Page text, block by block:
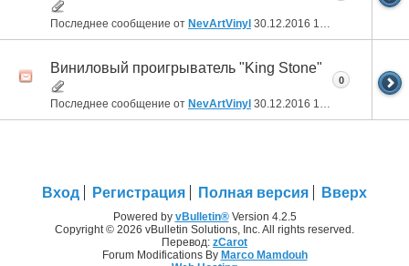
Последнее сообщение от NevArtVinyl 30.12.2016 14:09
Виниловый проигрыватель "King Stone"
Последнее сообщение от NevArtVinyl 30.12.2016 14:04
0
Вход Регистрация Полная версия Вверх
Powered by vBulletin®Version 4.2.5
Copyright © 2026 vBulletin Solutions, Inc. All rights reserved.
Перевод: zCarot
Forum Modifications By Marco Mamdouh